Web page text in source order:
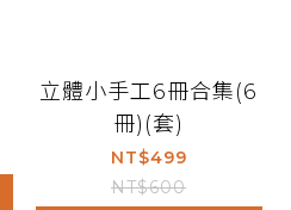
立體小手工6冊合集(6
冊)(套)
NT$499
NT$600